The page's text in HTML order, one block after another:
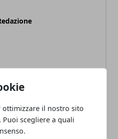
il nostro sito
scegliere a quali